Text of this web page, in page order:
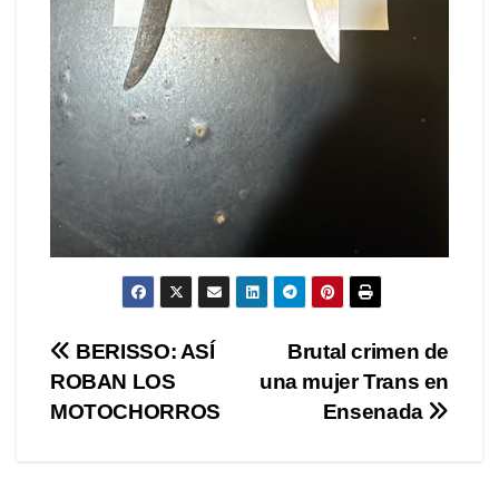
Navegación
de
Brutal crimen de
una mujer Trans en
Ensenada
BERISSO: ASÍ
ROBAN LOS
MOTOCHORROS